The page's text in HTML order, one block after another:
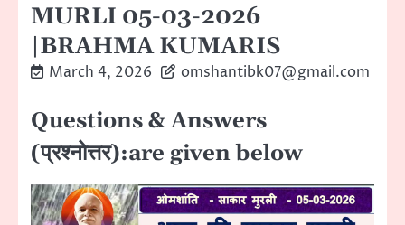
MURLI 05-03-2026
|BRAHMA KUMARIS
March 4, 2026 omshantibk07@gmail.com
Questions & Answers
(प्रश्नोत्तर):are given below